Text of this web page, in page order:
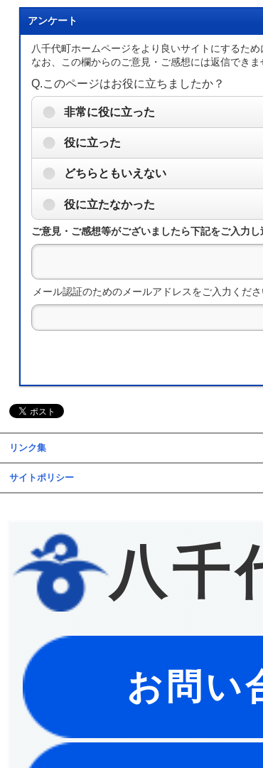
アンケート
八千代町ホームページをより良いサイトにするた
なお、この欄からのご意見・ご感想には返信できま
Q.このページはお役に立ちましたか？
非常に役に立った
役に立った
どちらともいえない
役に立たなかった
ご意見・ご感想等がございましたら下記をご入力し
メール認証のためのメールアドレスをご入力くださ
リンク集
サイトポリシー
八千
お問い